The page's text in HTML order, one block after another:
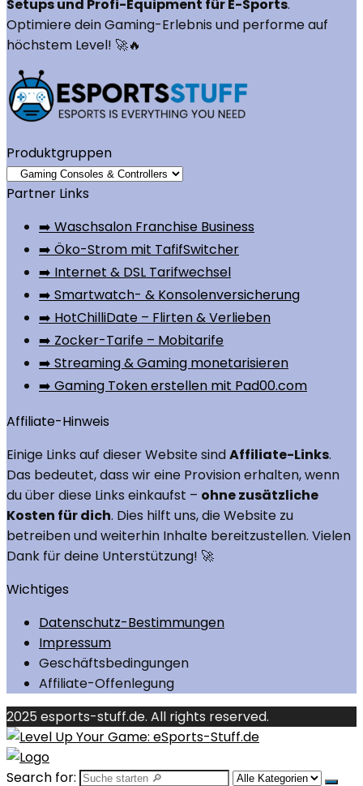
Setups und Profi-Equipment für E-Sports.
Optimiere dein Gaming-Erlebnis und performe auf
höchstem Level! 🚀🔥
Produktgruppen
Partner Links
➡️ Waschsalon Franchise Business
➡️ Öko-Strom mit TafifSwitcher
➡️ Internet & DSL Tarifwechsel
➡️ Smartwatch- & Konsolenversicherung
➡️ HotChilliDate – Flirten & Verlieben
➡️ Zocker-Tarife – Mobitarife
➡️ Streaming & Gaming monetarisieren
➡️ Gaming Token erstellen mit Pad00.com
Affiliate-Hinweis
Einige Links auf dieser Website sindAffiliate-Links.
Das bedeutet, dass wir eine Provision erhalten, wenn
du über diese Links einkaufst – ohne zusätzliche
Kosten für dich. Dies hilft uns, die Website zu
betreiben und weiterhin Inhalte bereitzustellen. Vielen
Dank für deine Unterstützung! 🚀
Wichtiges
Datenschutz-Bestimmungen
Impressum
Geschäftsbedingungen
Affiliate-Offenlegung
2025 esports-stuff.de. All rights reserved.
Search for: